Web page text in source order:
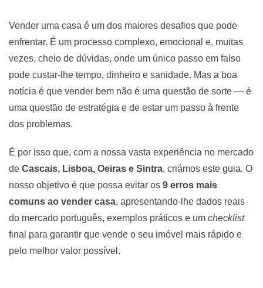
Vender uma casa é um dos maiores desafios que pode
enfrentar. É um processo complexo, emocional e, muitas
vezes, cheio de dúvidas, onde um único passo em falso
pode custar-lhe tempo, dinheiro e sanidade. Mas a boa
notícia é que vender bem não é uma questão de sorte — é
uma questão de estratégia e de estar um passo à frente
dos problemas.
É por isso que, com a nossa vasta experiência no mercado
de Cascais, Lisboa, Oeiras e Sintra, criámos este guia. O
nosso objetivo é que possa evitar os 9 erros mais
comuns ao vender casa, apresentando-lhe dados reais
do mercado português, exemplos práticos e um checklist
final para garantir que vende o seu imóvel mais rápido e
pelo melhor valor possível.